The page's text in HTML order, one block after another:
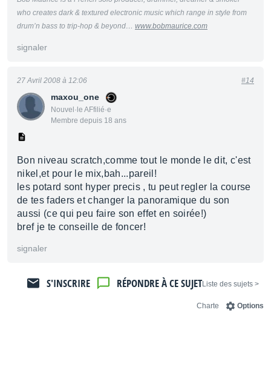
who creates dark & textured electronic music which range in style from
drum’n bass to trip-hop & beyond… www.bobmaurice.com
signaler
maxou_one
Nouvel·le AFfilié·e
Membre depuis 18 ans
27 Avril 2008 à 12:06 #14
Bon niveau scratch,comme tout le monde le dit, c'est
nikel,et pour le mix,bah...pareil!
les potard sont hyper precis , tu peut regler la course
de tes faders et changer la panoramique du son
aussi (ce qui peu faire son effet en soirée!)
bref je te conseille de foncer!
signaler
< Liste des sujets
RÉPONDRE À CE SUJET
S'INSCRIRE
Options
Charte